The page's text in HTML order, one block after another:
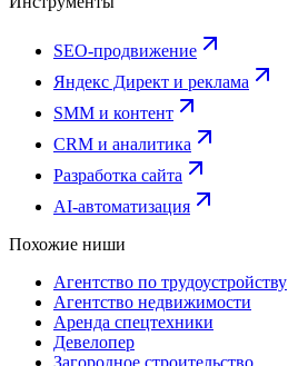
SEO-продвижение
Яндекс Директ и реклама
SMM и контент
CRM и аналитика
Разработка сайта
AI-автоматизация
Похожие ниши
Агентство по трудоустройству
Агентство недвижимости
Аренда спецтехники
Девелопер